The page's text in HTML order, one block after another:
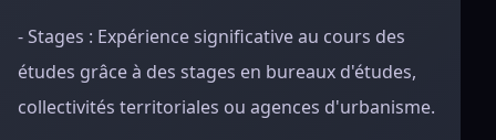
- Stages : Expérience significative au cours des
études grâce à des stages en bureaux d'études,
collectivités territoriales ou agences d'urbanisme.